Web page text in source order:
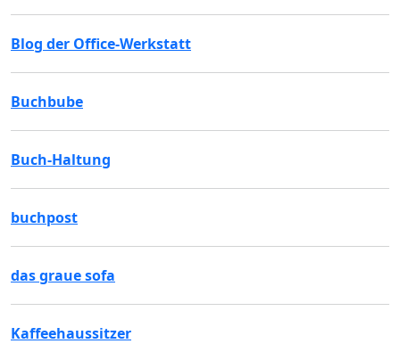
Blog der Office-Werkstatt
Buchbube
Buch-Haltung
buchpost
das graue sofa
Kaffeehaussitzer